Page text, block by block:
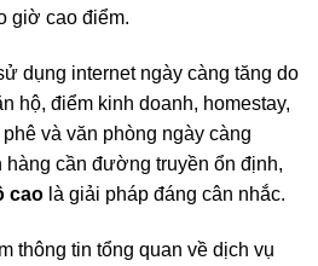
giờ cao điểm.
dụng internet ngày càng tăng do
hộ, điểm kinh doanh, homestay,
và văn phòng ngày càng
cần đường truyền ổn định,
cao là giải pháp đáng cân nhắc.
thông tin tổng quan về dịch vụ